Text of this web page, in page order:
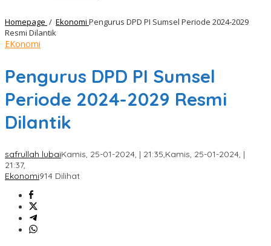
Homepage / Ekonomi Pengurus DPD PI Sumsel Periode 2024-2029
Resmi Dilantik
EKonomi
Pengurus DPD PI Sumsel
Periode 2024-2029 Resmi
Dilantik
safrullah lubaiKamis, 25-01-2024, | 21:35,Kamis, 25-01-2024, |
21:37,
Ekonomi914 Dilihat